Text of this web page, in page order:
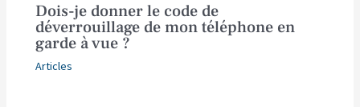
Dois-je donner le code de
déverrouillage de mon téléphone en
garde à vue ?
Articles